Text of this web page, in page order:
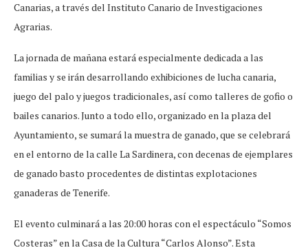
Canarias, a través del Instituto Canario de Investigaciones
Agrarias.
La jornada de mañana estará especialmente dedicada a las
familias y se irán desarrollando exhibiciones de lucha canaria,
juego del palo y juegos tradicionales, así como talleres de gofio o
bailes canarios. Junto a todo ello, organizado en la plaza del
Ayuntamiento, se sumará la muestra de ganado, que se celebrará
en el entorno de la calle La Sardinera, con decenas de ejemplares
de ganado basto procedentes de distintas explotaciones
ganaderas de Tenerife.
El evento culminará a las 20:00 horas con el espectáculo “Somos
Costeras” en la Casa de la Cultura “Carlos Alonso”. Esta